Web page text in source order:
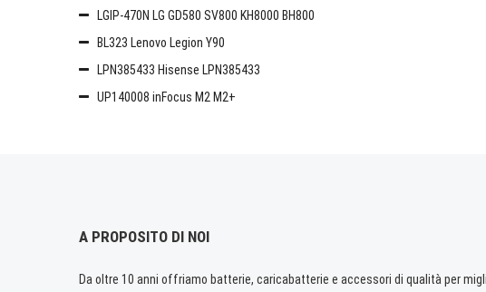
LGIP-470N LG GD580 SV800 KH8000 BH800
BL323 Lenovo Legion Y90
LPN385433 Hisense LPN385433
UP140008 inFocus M2 M2+
A PROPOSITO DI NOI
Da oltre 10 anni offriamo batterie, caricabatterie e accessori di qualità per